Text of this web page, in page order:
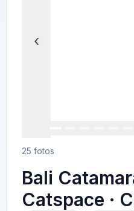
‹
25 fotos
Bali
Catspace ·